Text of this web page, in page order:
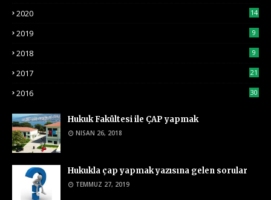
2020 14
2019 9
2018 9
2017 21
2016 30
Hukuk Fakültesi ile ÇAP yapmak
NISAN 26, 2018
Hukukla çap yapmak yazısına gelen sorular
TEMMUZ 27, 2019